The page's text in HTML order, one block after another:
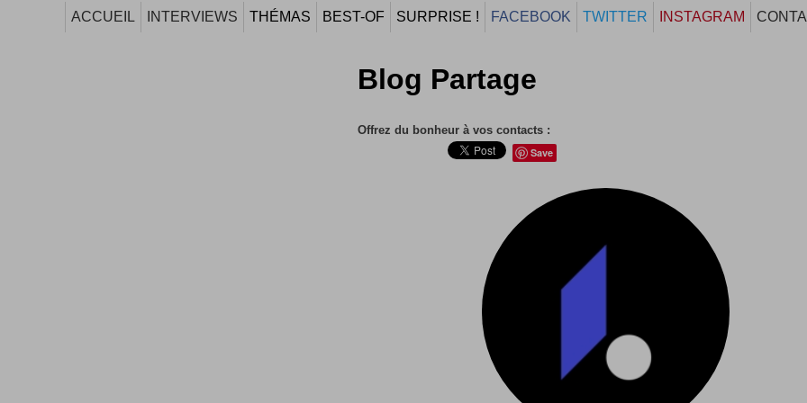
ACCUEIL INTERVIEWS THÉMAS BEST-OF SURPRISE ! FACEBOOK TWITTER INSTAGRAM
Blog Partage
Offrez du bonheur à vos contacts :
Save